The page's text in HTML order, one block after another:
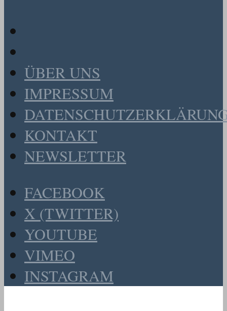
ÜBER UNS
IMPRESSUM
KONTAKT
NEWSLETTER
FACEBOOK
X (TWITTER)
YOUTUBE
VIMEO
INSTAGRAM